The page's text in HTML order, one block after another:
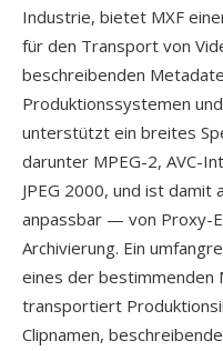
Industrie, bietet MXF
für den Transport von
beschreibenden
Produktionssystemen
unterstützt ein breites
darunter MPEG-2, AVC-
JPEG 2000, und ist
anpassbar — von Proxy-
Archivierung. Ein
eines der bestimmenden
transportiert
Clipnamen,